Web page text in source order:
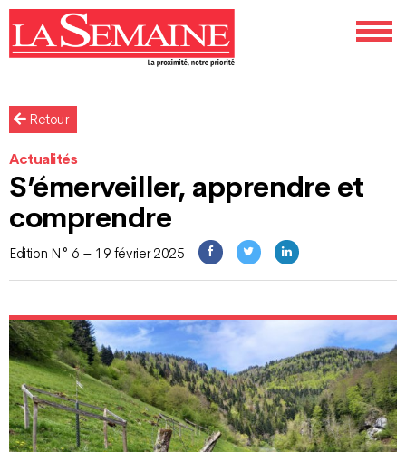
Retour
Actualités
S’émerveiller, apprendre et
comprendre
Edition N° 6 – 19 février 2025